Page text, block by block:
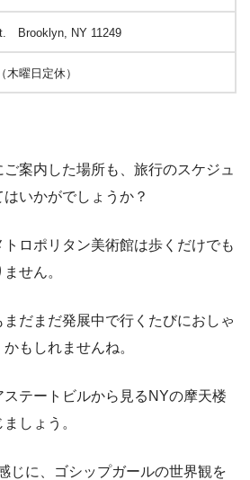
Brooklyn, NY 11249
木曜日定休）
案内した場所も、旅行のスケジュ
いかがでしょうか？
ロポリタン美術館は歩くだけでも
せん。
だまだ発展中で行くたびにおしゃ
もしれませんね。
テートビルから見るNYの摩天楼
しょう。
じに、ゴシップガールの世界観を